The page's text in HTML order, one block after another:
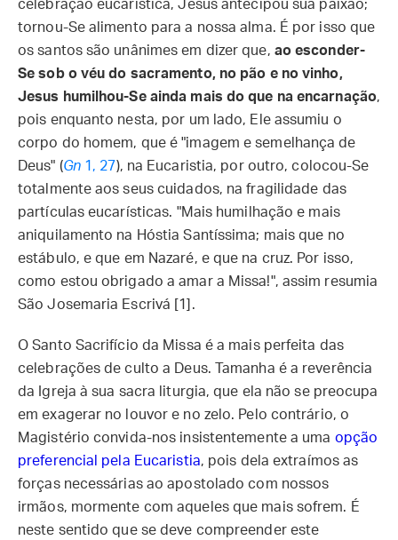
celebração eucarística, Jesus antecipou sua paixão;
tornou-Se alimento para a nossa alma. É por isso que
os santos são unânimes em dizer que, ao esconder-
Se sob o véu do sacramento, no pão e no vinho,
Jesus humilhou-Se ainda mais do que na encarnação,
pois enquanto nesta, por um lado, Ele assumiu o
corpo do homem, que é "imagem e semelhança de
Deus" (Gn1, 27), na Eucaristia, por outro, colocou-Se
totalmente aos seus cuidados, na fragilidade das
partículas eucarísticas. "Mais humilhação e mais
aniquilamento na Hóstia Santíssima; mais que no
estábulo, e que em Nazaré, e que na cruz. Por isso,
como estou obrigado a amar a Missa!", assim resumia
São Josemaria Escrivá [1].
O Santo Sacrifício da Missa é a mais perfeita das
celebrações de culto a Deus. Tamanha é a reverência
da Igreja à sua sacra liturgia, que ela não se preocupa
em exagerar no louvor e no zelo. Pelo contrário, o
Magistério convida-nos insistentemente a uma opção
preferencial pela Eucaristia, pois dela extraímos as
forças necessárias ao apostolado com nossos
irmãos, mormente com aqueles que mais sofrem. É
neste sentido que se deve compreender este